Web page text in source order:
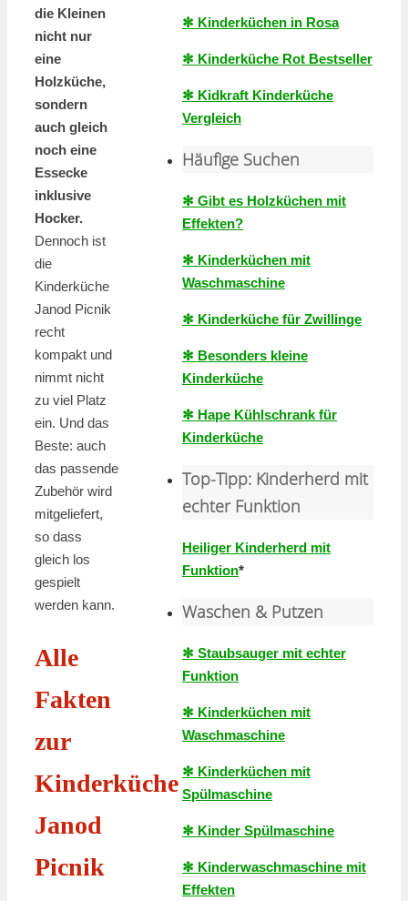
die Kleinen
nicht nur
eine
Holzküche,
sondern
auch gleich
noch eine
Essecke
inklusive
Hocker.
Dennoch ist
die
Kinderküche
Janod Picnik
recht
kompakt und
nimmt nicht
zu viel Platz
ein. Und das
Beste: auch
das passende
Zubehör wird
mitgeliefert,
so dass
gleich los
gespielt
werden kann.
Alle
Fakten
zur
Kinderküche
Janod
Picnik
✻ Kinderküchen in Rosa
✻ Kinderküche Rot Bestseller
✻ Kidkraft Kinderküche
Vergleich
Häufige Suchen
✻ Gibt es Holzküchen mit
Effekten?
✻ Kinderküchen mit
Waschmaschine
✻ Kinderküche für Zwillinge
✻ Besonders kleine
Kinderküche
✻ Hape Kühlschrank für
Kinderküche
Top-Tipp: Kinderherd mit
echter Funktion
Heiliger Kinderherd mit
Funktion*
Waschen & Putzen
✻ Staubsauger mit echter
Funktion
✻ Kinderküchen mit
Waschmaschine
✻ Kinderküchen mit
Spülmaschine
✻ Kinder Spülmaschine
✻ Kinderwaschmaschine mit
Effekten